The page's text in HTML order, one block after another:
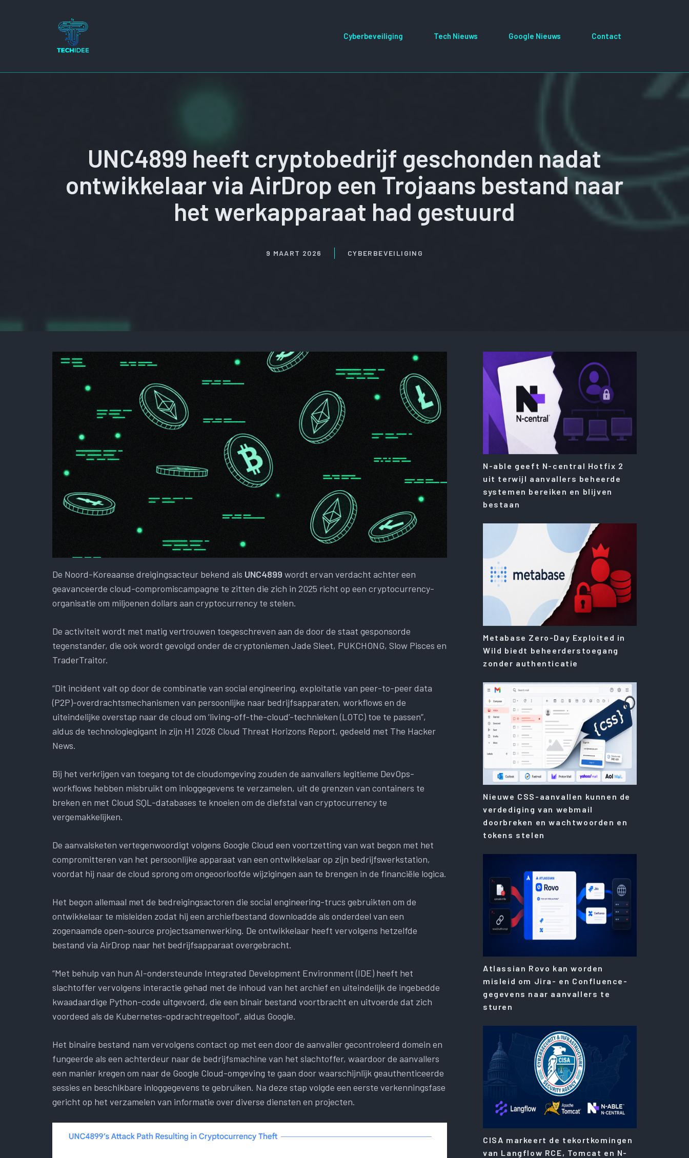
Cyberbeveiliging Tech Nieuws Google Nieuws Contact
UNC4899 heeft cryptobedrijf geschonden nadat
ontwikkelaar via AirDrop een Trojaans bestand naar
het werkapparaat had gestuurd
9 MAART 2026 CYBERBEVEILIGING
De Noord-Koreaanse dreigingsacteur bekend als UNC4899 wordt ervan verdacht achter een
geavanceerde cloud-compromiscampagne te zitten die zich in 2025 richt op een cryptocurrency-
organisatie om miljoenen dollars aan cryptocurrency te stelen.
De activiteit wordt met matig vertrouwen toegeschreven aan de door de staat gesponsorde
tegenstander, die ook wordt gevolgd onder de cryptoniemen Jade Sleet, PUKCHONG, Slow Pisces en
TraderTraitor.
“Dit incident valt op door de combinatie van social engineering, exploitatie van peer-to-peer data
(P2P)-overdrachtsmechanismen van persoonlijke naar bedrijfsapparaten, workflows en de
uiteindelijke overstap naar de cloud om ‘living-off-the-cloud’-technieken (LOTC) toe te passen”,
aldus de technologiegigant in zijn H1 2026 Cloud Threat Horizons Report, gedeeld met The Hacker
News.
Bij het verkrijgen van toegang tot de cloudomgeving zouden de aanvallers legitieme DevOps-
workflows hebben misbruikt om inloggegevens te verzamelen, uit de grenzen van containers te
breken en met Cloud SQL-databases te knoeien om de diefstal van cryptocurrency te
vergemakkelijken.
De aanvalsketen vertegenwoordigt volgens Google Cloud een voortzetting van wat begon met het
compromitteren van het persoonlijke apparaat van een ontwikkelaar op zijn bedrijfswerkstation,
voordat hij naar de cloud sprong om ongeoorloofde wijzigingen aan te brengen in de financiële logica.
Het begon allemaal met de bedreigingsactoren die social engineering-trucs gebruikten om de
ontwikkelaar te misleiden zodat hij een archiefbestand downloadde als onderdeel van een
zogenaamde open-source projectsamenwerking. De ontwikkelaar heeft vervolgens hetzelfde
bestand via AirDrop naar het bedrijfsapparaat overgebracht.
“Met behulp van hun AI-ondersteunde Integrated Development Environment (IDE) heeft het
slachtoffer vervolgens interactie gehad met de inhoud van het archief en uiteindelijk de ingebedde
kwaadaardige Python-code uitgevoerd, die een binair bestand voortbracht en uitvoerde dat zich
voordeed als de Kubernetes-opdrachtregeltool”, aldus Google.
Het binaire bestand nam vervolgens contact op met een door de aanvaller gecontroleerd domein en
fungeerde als een achterdeur naar de bedrijfsmachine van het slachtoffer, waardoor de aanvallers
een manier kregen om naar de Google Cloud-omgeving te gaan door waarschijnlijk geauthenticeerde
sessies en beschikbare inloggegevens te gebruiken. Na deze stap volgde een eerste verkenningsfase
gericht op het verzamelen van informatie over diverse diensten en projecten.
N-able geeft N-central Hotfix 2
uit terwijl aanvallers beheerde
systemen bereiken en blijven
bestaan
Metabase Zero-Day Exploited in
Wild biedt beheerderstoegang
zonder authenticatie
Nieuwe CSS-aanvallen kunnen de
verdediging van webmail
doorbreken en wachtwoorden en
tokens stelen
Atlassian Rovo kan worden
misleid om Jira- en Confluence-
gegevens naar aanvallers te
sturen
CISA markeert de tekortkomingen
van Langflow RCE, Tomcat en N-